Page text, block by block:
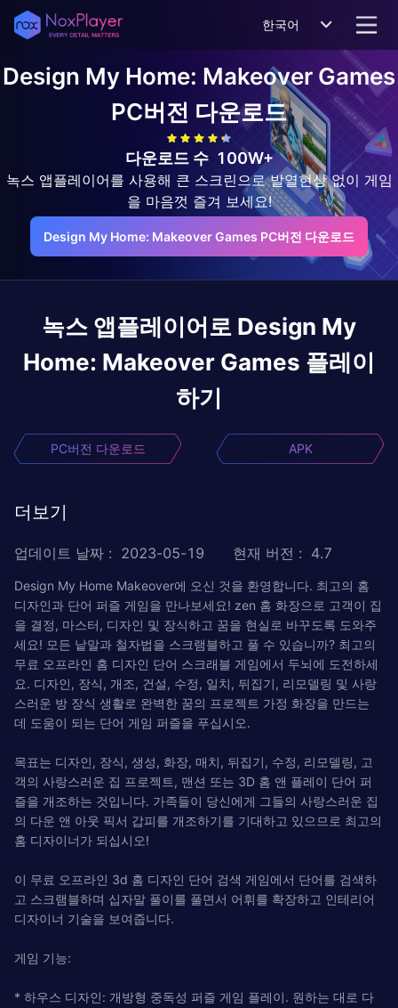
한국어
Design My Home: Makeover Games
PC버전 다운로드
다운로드 수 100W+
녹스 앱플레이어를 사용해 큰 스크린으로 발열현상 없이 게임
을 마음껏 즐겨 보세요!
Design My Home: Makeover Games PC버전 다운로드
녹스 앱플레이어로 Design My
Home: Makeover Games 플레이
하기
PC버전 다운로드 APK
더보기
업데이트 날짜 : 2023-05-19 현재 버전 : 4.7
Design My Home Makeover에 오신 것을 환영합니다. 최고의 홈
디자인과 단어 퍼즐 게임을 만나보세요! zen 홈 화장으로 고객이 집
을 결정, 마스터, 디자인 및 장식하고 꿈을 현실로 바꾸도록 도와주
세요! 모든 낱말과 철자법을 스크램블하고 풀 수 있습니까? 최고의
무료 오프라인 홈 디자인 단어 스크래블 게임에서 두뇌에 도전하세
요. 디자인, 장식, 개조, 건설, 수정, 일치, 뒤집기, 리모델링 및 사랑
스러운 방 장식 생활로 완벽한 꿈의 프로젝트 가정 화장을 만드는
데 도움이 되는 단어 게임 퍼즐을 푸십시오.
목표는 디자인, 장식, 생성, 화장, 매치, 뒤집기, 수정, 리모델링, 고
객의 사랑스러운 집 프로젝트, 맨션 또는 3D 홈 앤 플레이 단어 퍼
즐을 개조하는 것입니다. 가족들이 당신에게 그들의 사랑스러운 집
의 다운 앤 아웃 픽서 갑피를 개조하기를 기대하고 있으므로 최고의
홈 디자이너가 되십시오!
이 무료 오프라인 3d 홈 디자인 단어 검색 게임에서 단어를 검색하
고 스크램블하며 십자말 풀이를 풀면서 어휘를 확장하고 인테리어
디자이너 기술을 보여줍니다.
게임 기능:
* 하우스 디자인: 개방형 중독성 퍼즐 게임 플레이. 원하는 대로 다